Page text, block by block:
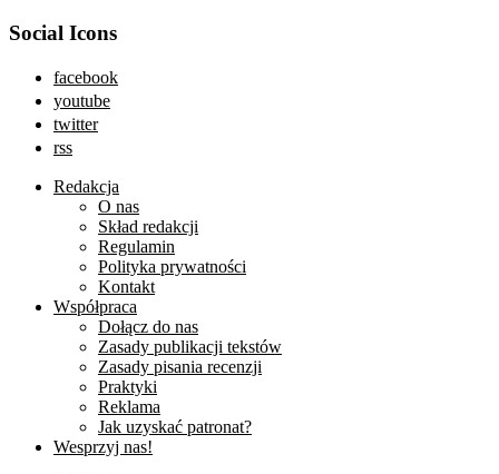
Social Icons
facebook
youtube
twitter
rss
Redakcja
O nas
Skład redakcji
Regulamin
Polityka prywatności
Kontakt
Współpraca
Dołącz do nas
Zasady publikacji tekstów
Zasady pisania recenzji
Praktyki
Reklama
Jak uzyskać patronat?
Wesprzyj nas!